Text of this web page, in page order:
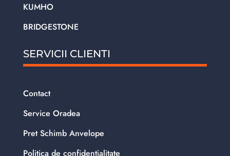
KUMHO
BRIDGESTONE
SERVICII CLIENTI
Contact
Service Oradea
Pret Schimb Anvelope
Politica de confidentialitate